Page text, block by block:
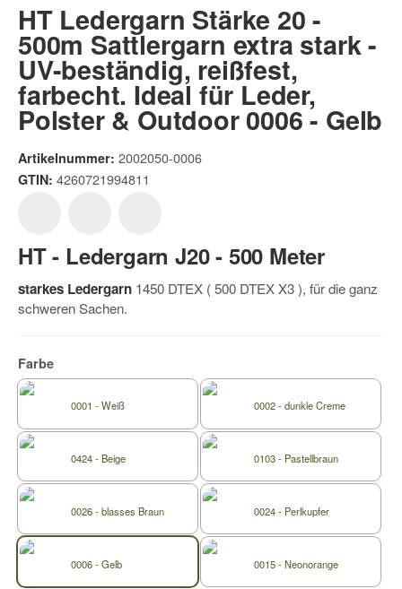
HT Ledergarn Stärke 20 -
500m Sattlergarn extra stark -
UV-beständig, reißfest,
farbecht. Ideal für Leder,
Polster & Outdoor 0006 - Gelb
Artikelnummer: 2002050-0006
GTIN: 4260721994811
HT - Ledergarn J20 - 500 Meter
starkes Ledergarn 1450 DTEX ( 500 DTEX X3 ), für die ganz
schweren Sachen.
Farbe
0001 - Weiß 0002 - dunkle Creme
0424 - Beige 0103 - Pastellbraun
0026 - blasses Braun 0024 - Perlkupfer
0006 - Gelb 0015 - Neonorange